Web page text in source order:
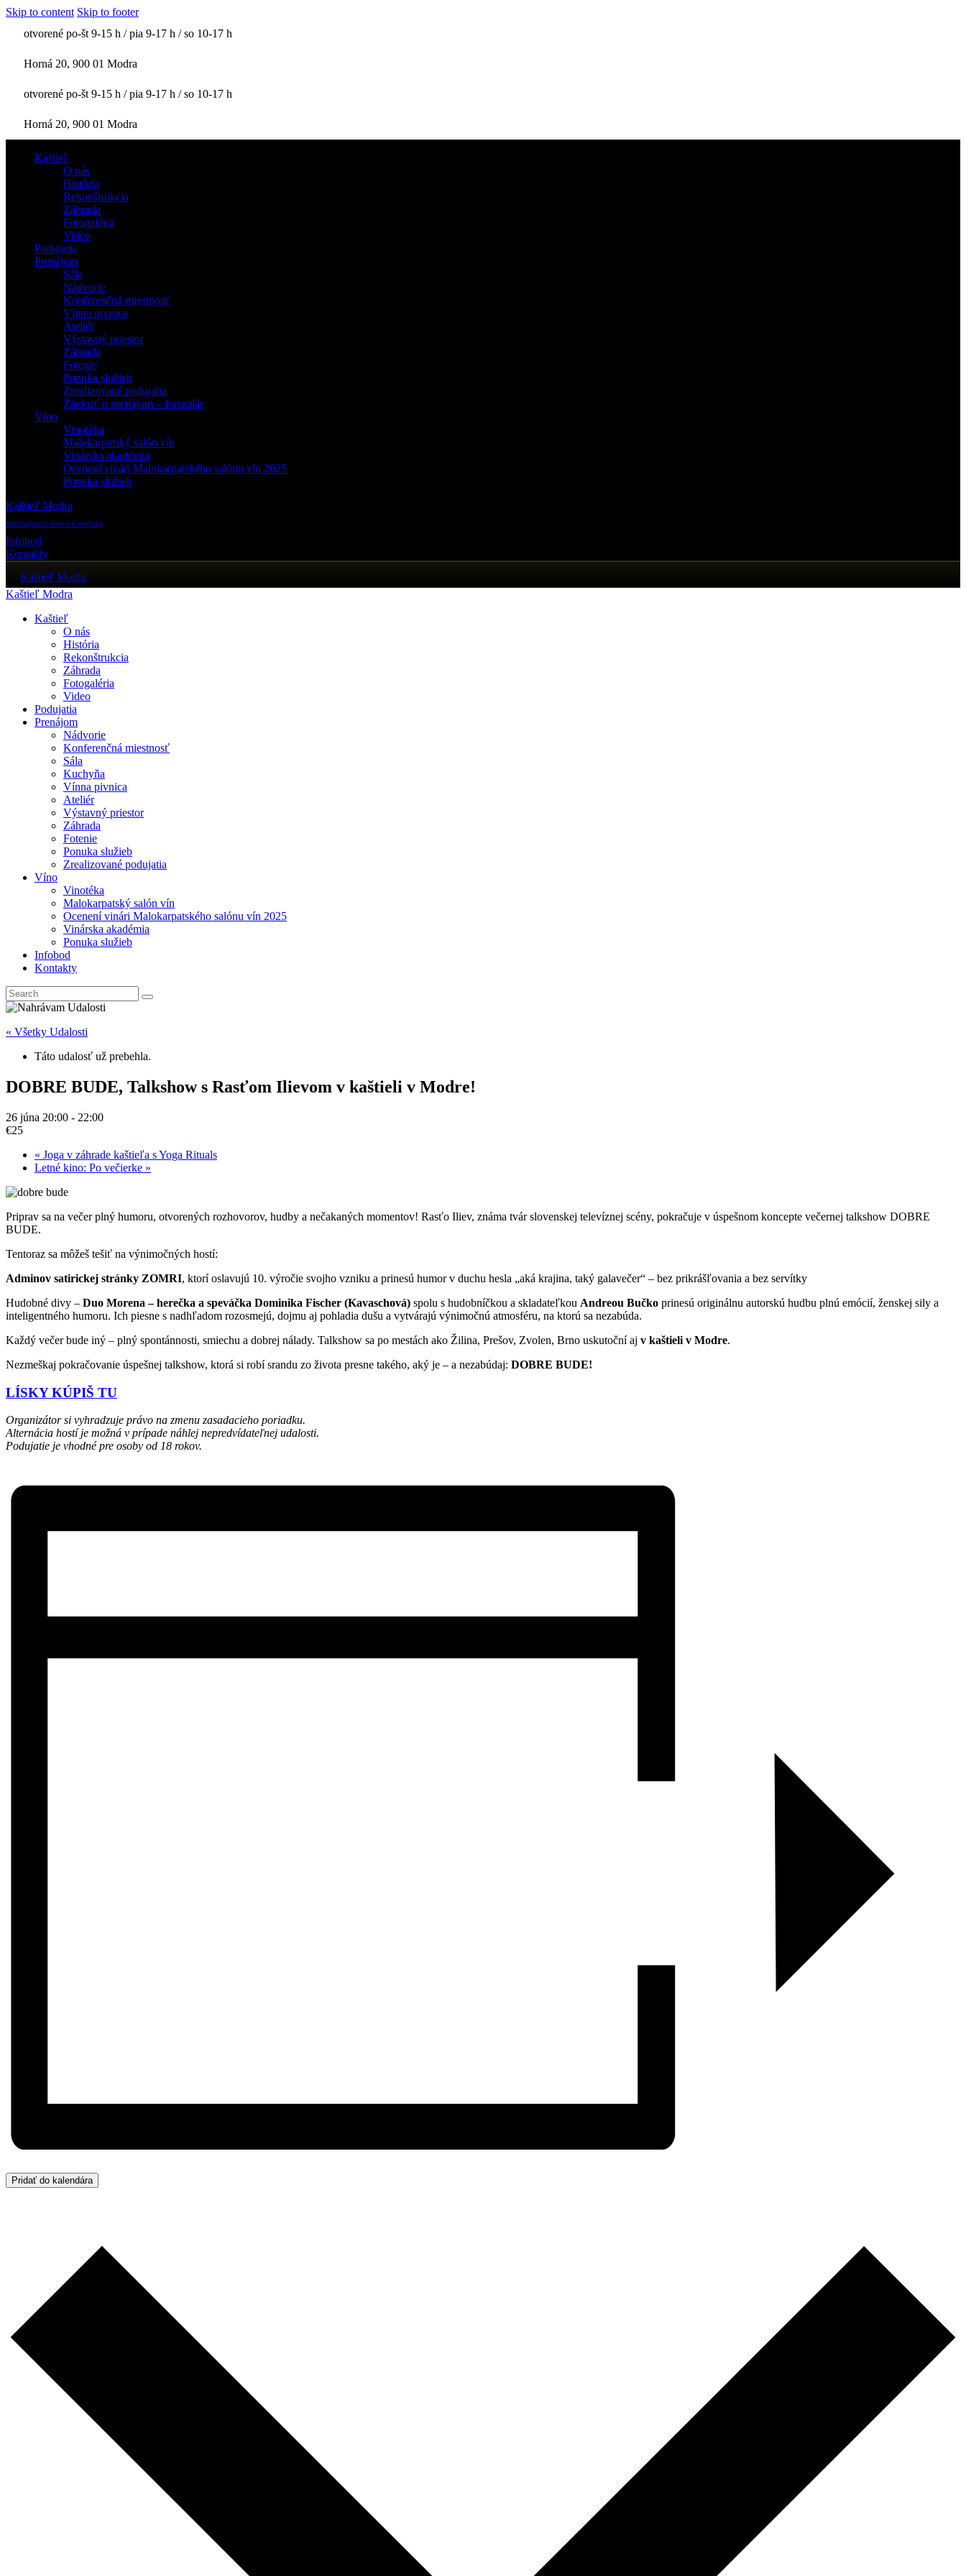
Skip to content Skip to footer
otvorené po-št 9-15 h / pia 9-17 h / so 10-17 h
Horná 20, 900 01 Modra
otvorené po-št 9-15 h / pia 9-17 h / so 10-17 h
Horná 20, 900 01 Modra
Kaštieľ
O nás
História
Rekonštrukcia
Záhrada
Fotogaléria
Video
Podujatia
Prenájom
Sála
Nádvorie
Konferenčná miestnosť
Vínna pivnica
Ateliér
Výstavný priestor
Záhrada
Fotenie
Ponuka služieb
Zrealizované podujatia
Žiadosť o prenájom – formulár
Víno
Vinotéka
Malokarpatský salón vín
Vinárska akadémia
Ocenení vinári Malokarpatského salónu vín 2025
Ponuka služieb
Kaštieľ Modra
Malokarpatské osvetové stredisko
Infobod
Kontakty
Kaštieľ Modra
Kaštieľ Modra
Kaštieľ
O nás
História
Rekonštrukcia
Záhrada
Fotogaléria
Video
Podujatia
Prenájom
Nádvorie
Konferenčná miestnosť
Sála
Kuchyňa
Vínna pivnica
Ateliér
Výstavný priestor
Záhrada
Fotenie
Ponuka služieb
Zrealizované podujatia
Víno
Vinotéka
Malokarpatský salón vín
Ocenení vinári Malokarpatského salónu vín 2025
Vinárska akadémia
Ponuka služieb
Infobod
Kontakty
« Všetky Udalosti
Táto udalosť už prebehla.
DOBRE BUDE, Talkshow s Rasťom Ilievom v kaštieli v Modre!
26 júna 20:00 - 22:00
€25
« Joga v záhrade kaštieľa s Yoga Rituals
Letné kino: Po večierke »
Priprav sa na večer plný humoru, otvorených rozhovorov, hudby a nečakaných momentov! Rasťo Iliev, známa tvár slovenskej televíznej scény, pokračuje v úspešnom koncepte večernej talkshow DOBRE
BUDE.
Tentoraz sa môžeš tešiť na výnimočných hostí:
Adminov satirickej stránky ZOMRI, ktorí oslavujú 10. výročie svojho vzniku a prinesú humor v duchu hesla „aká krajina, taký galavečer“ – bez prikrášľovania a bez servítky
Hudobné divy – Duo Morena – herečka a speváčka Dominika Fischer (Kavaschová) spolu s hudobníčkou a skladateľkou Andreou Bučko prinesú originálnu autorskú hudbu plnú emócií, ženskej sily a
inteligentného humoru. Ich piesne s nadhľadom rozosmejú, dojmu aj pohladia dušu a vytvárajú výnimočnú atmosféru, na ktorú sa nezabúda.
Každý večer bude iný – plný spontánnosti, smiechu a dobrej nálady. Talkshow sa po mestách ako Žilina, Prešov, Zvolen, Brno uskutoční aj v kaštieli v Modre.
Nezmeškaj pokračovanie úspešnej talkshow, ktorá si robí srandu zo života presne takého, aký je – a nezabúdaj: DOBRE BUDE!
LÍSKY KÚPIŠ TU
Organizátor si vyhradzuje právo na zmenu zasadacieho poriadku.
Alternácia hostí je možná v prípade náhlej nepredvídateľnej udalosti.
Podujatie je vhodné pre osoby od 18 rokov.
Pridať do kalendára